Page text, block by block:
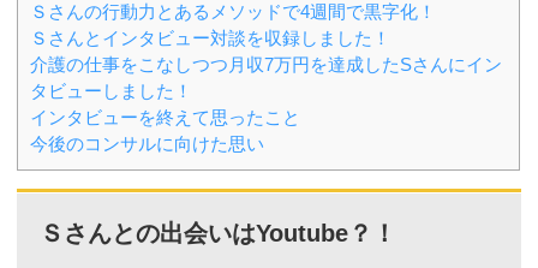
Ｓさんの行動力とあるメソッドで4週間で黒字化！
Ｓさんとインタビュー対談を収録しました！
介護の仕事をこなしつつ月収7万円を達成したSさんにイン
タビューしました！
インタビューを終えて思ったこと
今後のコンサルに向けた思い
Ｓさんとの出会いはYoutube？！